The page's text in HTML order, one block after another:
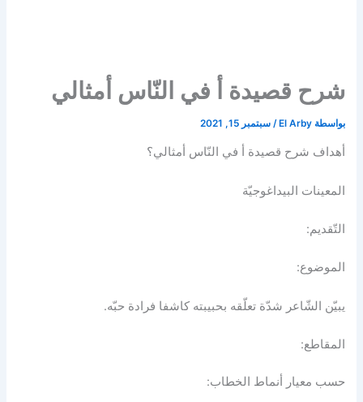
شرح قصيدة أ في النّاس أمثالي
بواسطة El Arby
/سبتمبر 15, 2021
أهداف شرح قصيدة أ في النّاس أمثالي؟
المعينات البيداغوجيّة
التّقديم:
الموضوع:
يبيّن الشّاعر شدّة تعلّقه بحبيبته كاشفا فرادة حبّه.
المقاطع:
حسب معيار أنماط الخطاب: